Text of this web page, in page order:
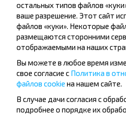
Брест
Видомля
Брест
остальных типов файлов
ваше разрешение. Этот сайт
файлов «куки». Некоторые
размещаются сторонними
отображаемыми на наших
Вы можете в любое время
свое согласие с Политика в
файлов cookie на нашем сайте.
В случае дачи согласия с
подробнее о порядке их